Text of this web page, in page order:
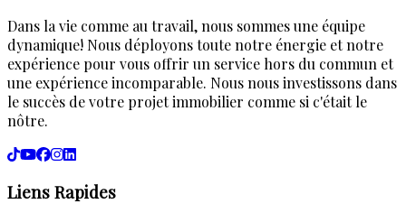
Dans la vie comme au travail, nous sommes une équipe
dynamique! Nous déployons toute notre énergie et notre
expérience pour vous offrir un service hors du commun et
une expérience incomparable. Nous nous investissons dans
le succès de votre projet immobilier comme si c'était le
nôtre.
Liens Rapides